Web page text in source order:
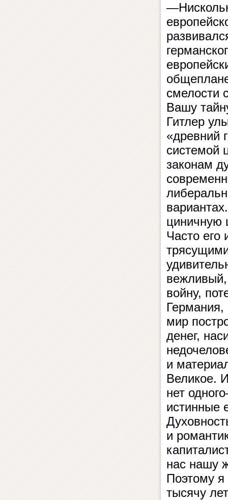
смелости
Вашу
Гитлер
«древний
системой
законам
циничную
Часто его
вежливый,
войну,
мир
денег,
и
Великое.
нет
истинные
и
нас нашу
Поэтому я
тысячу